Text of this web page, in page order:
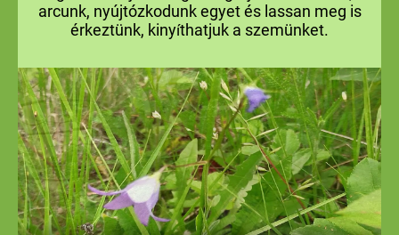
arcunk, nyújtózkodunk egyet és lassan meg is
érkeztünk, kinyíthatjuk a szemünket.